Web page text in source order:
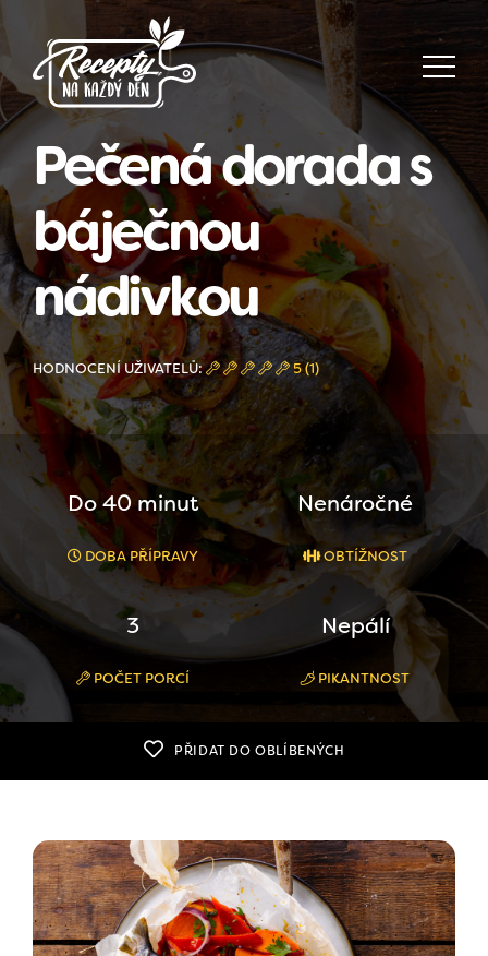
Pečená dorada s
báječnou
nádivkou
HODNOCENÍ UŽIVATELŮ: 5 (1)
Do 40 minut
DOBA PŘÍPRAVY
Nenáročné
OBTÍŽNOST
3
POČET PORCÍ
Nepálí
PIKANTNOST
PŘIDAT DO OBLÍBENÝCH